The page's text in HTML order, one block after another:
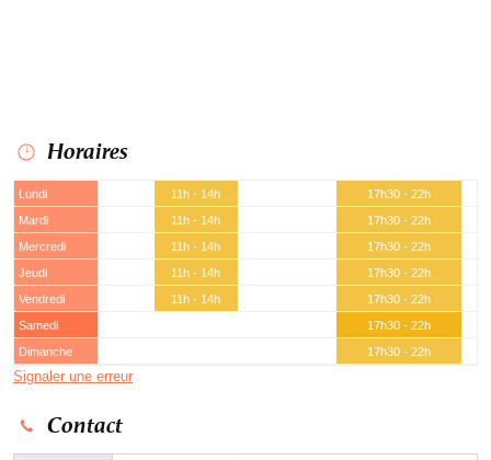
Horaires
Lundi 11h - 14h
17h30 - 22h
Mardi
11h - 14h
17h30 - 22h
Mercredi
11h - 14h
17h30 - 22h
Jeudi
11h - 14h
17h30 - 22h
Vendredi
11h - 14h
17h30 - 22h
Samedi
17h30 - 22h
Dimanche
17h30 - 22h
Signaler une erreur
Contact